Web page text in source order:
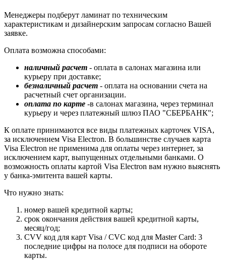
Менеджеры подберут ламинат по техническим
характеристикам и дизайнерским запросам согласно Вашей
заявке.
Оплата возможна способами:
наличный расчет - оплата в салонах магазина или
курьеру при доставке;
безналичный расчет - оплата на основании счета на
расчетный счет организации.
оплата по карте -в салонах магазина, через терминал
курьеру и через платежный шлюз ПАО "СБЕРБАНК";
К оплате принимаются все виды платежных карточек VISA,
за исключением Visa Electron. В большинстве случаев карта
Visa Electron не применима для оплаты через интернет, за
исключением карт, выпущенных отдельными банками. О
возможность оплаты картой Visa Electron вам нужно выяснять
у банка-эмитента вашей карты.
Что нужно знать:
номер вашей кредитной карты;
cрок окончания действия вашей кредитной карты,
месяц/год;
CVV код для карт Visa / CVC код для Master Card: 3
последние цифры на полосе для подписи на обороте
карты.